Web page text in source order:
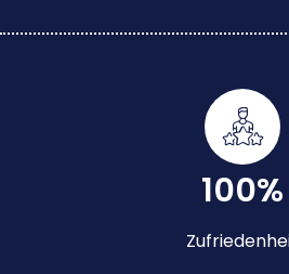
100%